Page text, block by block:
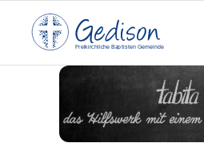
F reikirchlic heBa ptisten Gemeinde